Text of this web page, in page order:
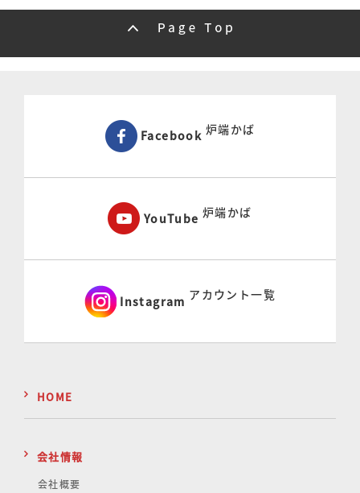
Facebook 炉端かば
YouTube 炉端かば
Instagram アカウント一覧
HOME
会社情報
会社概要